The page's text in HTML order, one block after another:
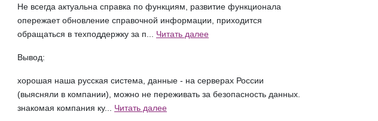
Не всегда актуальна справка по функциям, развитие функционала
опережает обновление справочной информации, приходится
обращаться в техподдержку за п... Читать далее
Вывод:
хорошая наша русская система, данные - на серверах России
(выясняли в компании), можно не переживать за безопасность данных.
знакомая компания ку... Читать далее